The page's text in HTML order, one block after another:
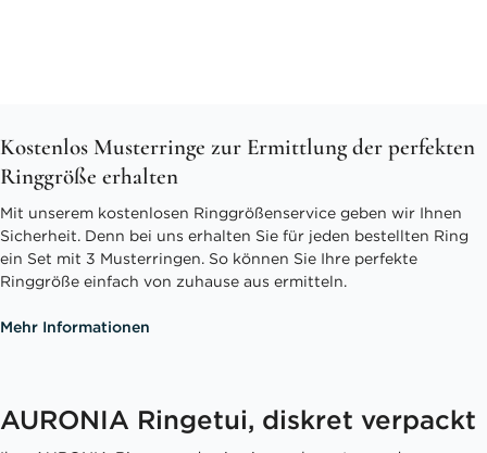
Kostenlos Musterringe zur Ermittlung der perfekten
Ringgröße erhalten
Mit unserem kostenlosen Ringgrößenservice geben wir Ihnen
Sicherheit. Denn bei uns erhalten Sie für jeden bestellten Ring
ein Set mit 3 Musterringen. So können Sie Ihre perfekte
Ringgröße einfach von zuhause aus ermitteln.
Mehr Informationen
AURONIA Ringetui, diskret verpackt